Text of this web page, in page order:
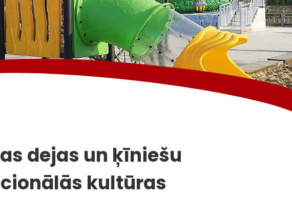
dejas un ķīniešu
kultūras